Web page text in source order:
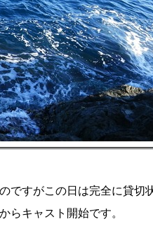
すがこの日は完全に貸切状
らキャスト開始です。